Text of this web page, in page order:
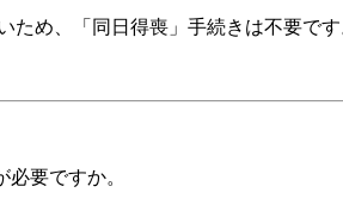
め、「同日得喪」手続きは不要です
要ですか。